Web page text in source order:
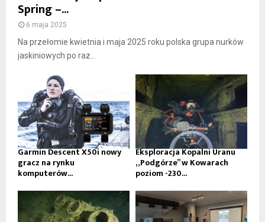
Spring –...
6 maja 2025
Na przełomie kwietnia i maja 2025 roku polska grupa nurków
jaskiniowych po raz...
Garmin Descent X50i nowy
gracz na rynku
komputerów...
Eksploracja Kopalni Uranu
„Podgórze” w Kowarach
poziom -230...